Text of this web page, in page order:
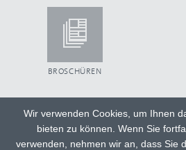
Blende aus Aluminium
Blendenkasten
Blendkappe
Blendkappensystem
Bürsteneinlage
C
CD 150
CD 150 ultra
BROSCHÜREN
Wir verwenden Cookies, um Ihnen
bieten zu können. Wenn Sie
verwenden, nehmen wir an, dass Sie